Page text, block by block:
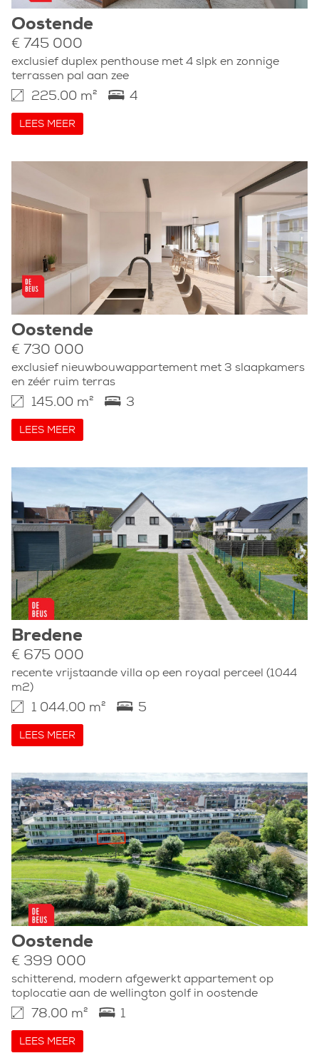
Oostende
€ 745 000
exclusief duplex penthouse met 4 slpk en zonnige
terrassen pal aan zee
225.00 m² 4
LEES MEER
Oostende
€ 730 000
exclusief nieuwbouwappartement met 3 slaapkamers
en zéér ruim terras
145.00 m² 3
LEES MEER
Bredene
€ 675 000
recente vrijstaande villa op een royaal perceel (1044
m2)
1 044.00 m² 5
LEES MEER
Oostende
€ 399 000
schitterend, modern afgewerkt appartement op
toplocatie aan de wellington golf in oostende
78.00 m² 1
LEES MEER